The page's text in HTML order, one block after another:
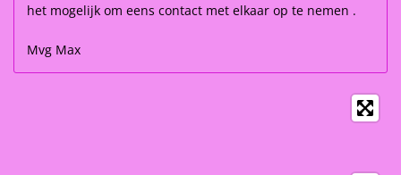
het mogelijk om eens contact met elkaar op te nemen .
Mvg Max